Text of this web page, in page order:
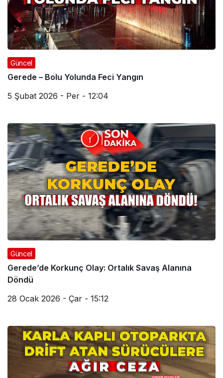
Güncel
Gerede – Bolu Yolunda Feci Yangın
5 Şubat 2026 - Per - 12:04
Güncel
Gerede’de Korkunç Olay: Ortalık Savaş Alanına
Döndü
28 Ocak 2026 - Çar - 15:12